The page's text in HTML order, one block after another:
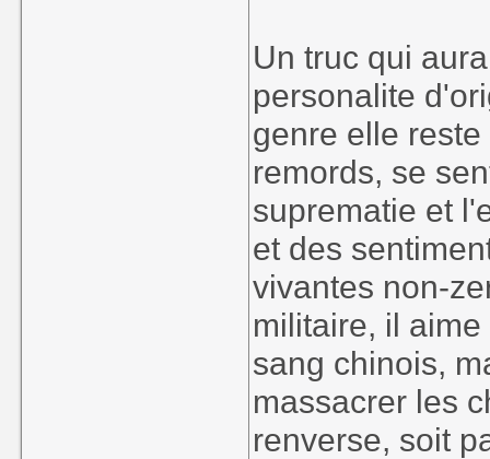
Un truc qui
personalite
genre elle
remords, se
suprematie et
et des
vivantes non-
militaire, il
sang chinois,
massacrer les
renverse, soit